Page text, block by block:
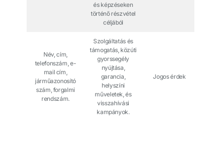
és képzéseken
történő részvétel
céljából
Név, cím,
telefonszám, e-
mail cím,
járműazonosító
szám, forgalmi
rendszám.
Szolgáltatás és
támogatás, közúti
gyorssegély
nyújtása,
garancia,
helyszíni
műveletek, és
visszahívási
kampányok.
Jogos érdek